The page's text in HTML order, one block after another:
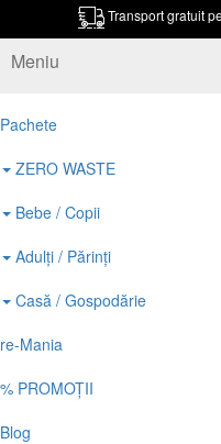
Transport gratuit
Meniu
Pachete
ZERO WASTE
Bebe / Copii
Adulți / Părinți
Casă / Gospodărie
re-Mania
% PROMOȚII
Blog